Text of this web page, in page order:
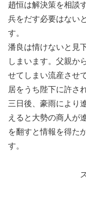
趙恒は解決策を相談
兵をだす必要はない
す。
潘良は情けないと見
しまいます。父親か
せてしまい流産させ
居をうち陛下に許さ
三日後、豪雨により
えると大勢の商人が
を翻すと情報を得た
す。